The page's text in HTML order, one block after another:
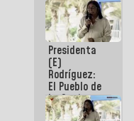
rehabilitación
de Escuela
Militar de
Mamo en La
Guaira
Presidenta
(E)
Rodríguez:
El Pueblo de
La Guaira
siempre